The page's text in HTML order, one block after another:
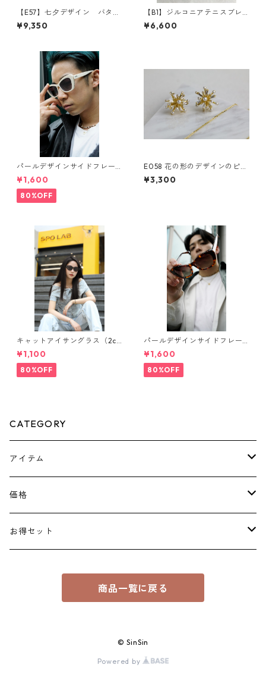
【E57】七夕デザイン バタフ
ライリーススタッドピアス
¥9,350
【B1】ジルコニアテニスブレ
スレット**SinSin*
¥6,600
パールデザインサイドフレー
ムサングラス（Ivory）** SinS
in*
¥1,600
80%OFF
E058 花の形のデザインのピア
ス 貝殻の珠
¥3,300
キャットアイサングラス（2co
lors）** SinSin*
¥1,100
80%OFF
パールデザインサイドフレー
ムサングラス（Brown）** Sin
Sin*
¥1,600
80%OFF
CATEGORY
アイテム
ピアス
ネックレス
ブレスレット
価格
￥1100～￥2000
￥3300～￥5000
お得セット
商品一覧に戻る
© SinSin
Powered by